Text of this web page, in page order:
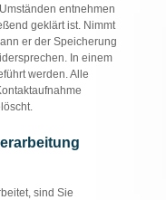
entnehmen
geklärt ist. Nimmt
er der Speicherung
In einem
werden. Alle
sind Sie